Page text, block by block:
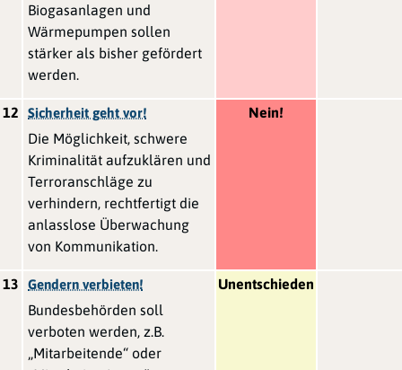
Biogasanlagen und
Wärmepumpen sollen
stärker als bisher gefördert
werden.
12 Sicherheit geht vor!
Die Möglichkeit, schwere
Kriminalität aufzuklären und
Terroranschläge zu
verhindern, rechtfertigt die
anlasslose Überwachung
von Kommunikation.
Nein!
13 Gendern verbieten!
Bundesbehörden soll
verboten werden, z.B.
„Mitarbeitende“ oder
Unentschieden